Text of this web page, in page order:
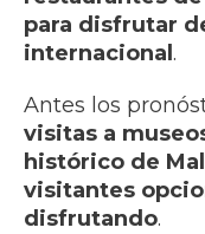
para disfrutar
internacional.
Antes los
visitas a
histórico de
visitantes
disfrutando.